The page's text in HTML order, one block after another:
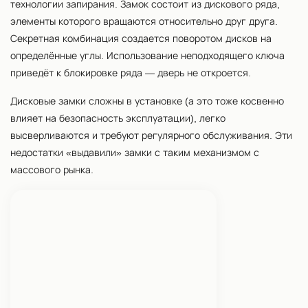
технологии запирания. Замок состоит из дискового ряда,
элементы которого вращаются относительно друг друга.
Секретная комбинация создается поворотом дисков на
определённые углы. Использование неподходящего ключа
приведёт к блокировке ряда — дверь не откроется.
Дисковые замки сложны в установке (а это тоже косвенно
влияет на безопасность эксплуатации), легко
высверливаются и требуют регулярного обслуживания. Эти
недостатки «выдавили» замки с таким механизмом с
массового рынка.